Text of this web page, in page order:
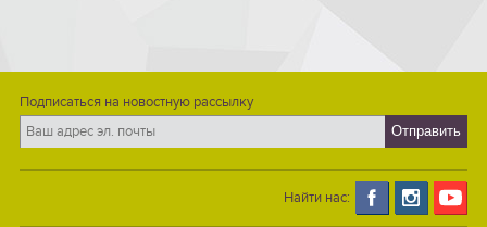
Подписаться на новостную рассылку
Найти нас: